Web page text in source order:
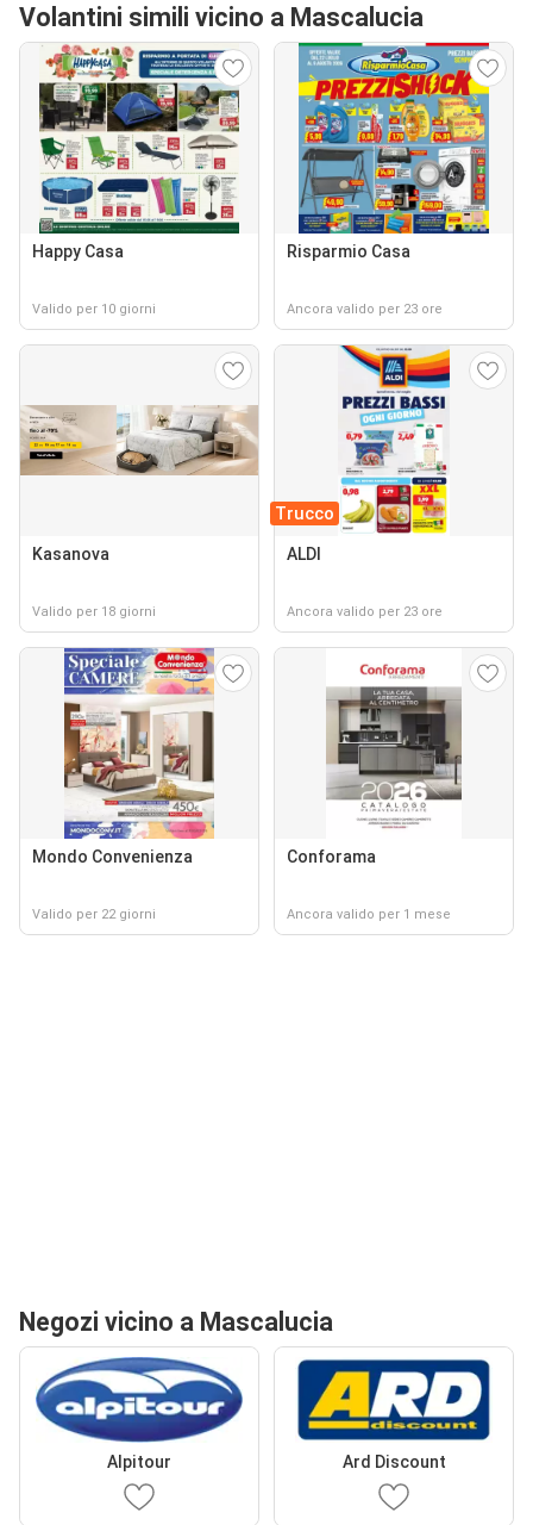
Volantini simili vicino a Mascalucia
Happy Casa
Valido per 10 giorni
Risparmio Casa
Ancora valido per 23 ore
Kasanova
Valido per 18 giorni
Trucco
ALDI
Ancora valido per 23 ore
Mondo Convenienza
Valido per 22 giorni
Conforama
Ancora valido per 1 mese
Negozi vicino a Mascalucia
Alpitour Ard Discount